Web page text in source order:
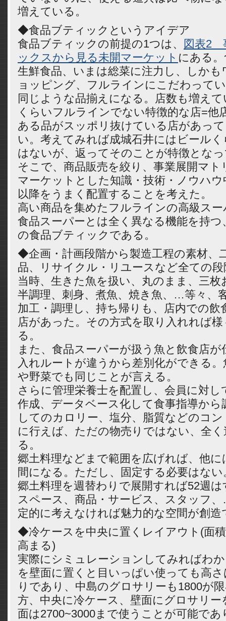
増えている。
◆食品ブティックというアイデア
食品ブティックの前提の1つは、
図表2
ックスから見る未開マーケット にある
生鮮食品、いまは総菜に注力し、しか
ョッピング、フルラインにこだわって
同じような品揃えになる。店数も増え
くらいフルラインでない特徴的な店=他
ある品がスッポリ抜けている店があっ
い。考えてみれば成城石井にはビール
はないが、返ってそのことが特徴とな
そこで、商品販売を絞り、事業展開マ
マーケットとした知識・技術・ノウハ
以降をうまく配置することを考えた。
高い商品を集めたフルラインの高級ス
食品スーパーとは全く異なる機能を持つ
の食品ブティックである。
◆企画・計画段階から製造工程の素材、
品、リサイクル・リユースなど全ての
当時、生きた魚を扱い、丸のまま、三枚
半調理、刺身、煮魚、焼き魚、…等々、
加工・調理し、持ち帰りも、店内での
店があった。その方式を取り入れれば
る。
また、食品スーパーが扱う魚と飲食店
入れルートが違うから差別化ができる
や野菜でも同じことが言える。
さらに管理栄養士を配置し、会員に対
作成、データベース化して食事指導から
してのカロリー、塩分、脂質などのコ
に行えば、ただの物売りではない、全
る。
郷土料理などまで範囲を広げれば、他
間になる。ただし、固定する必要はない
郷土料理を週替わりで展開すれば52週
スペース、商品・サービス、スタッフ
定的に考えなければ魅力的な空間が創造
◆冷ケースを中央に置くレイアウト(面
高まる)
実際にシミュレーションしてみればわ
を壁面に置くと目いっぱい使っても高
りであり、中島のグロサリーも1800が
方、中央に冷ケース、壁面にグロサリー
面は2700~3000まで使うことが可能で